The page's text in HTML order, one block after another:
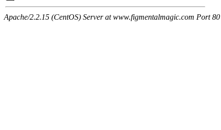
Apache/2.2.15 (CentOS) Server at www.figmentalmagic.com Port 80